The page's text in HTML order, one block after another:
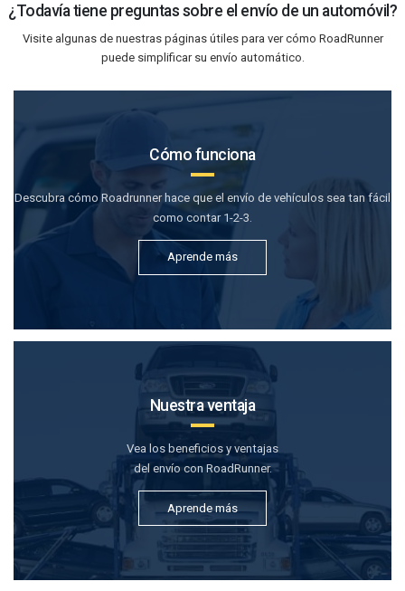
¿Todavía tiene preguntas sobre el envío de un automóvil?
Visite algunas de nuestras páginas útiles para ver cómo RoadRunner
puede simplificar su envío automático.
Cómo funciona
Descubra cómo Roadrunner hace que el envío de vehículos sea tan fácil
como contar 1-2-3.
Aprende más
Nuestra ventaja
Vea los beneficios y ventajas
del envío con RoadRunner.
Aprende más